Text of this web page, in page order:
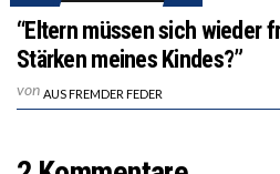
“Eltern müssen sich wieder
Stärken meines Kindes?”
von AUS FREMDER FEDER